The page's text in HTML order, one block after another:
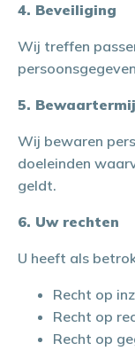
4. Beveiliging
Wij treffen
5.
Wij bewaren
doeleinden
geldt.
6. Uw rechten
U heeft als
Recht op
Recht op
Recht op